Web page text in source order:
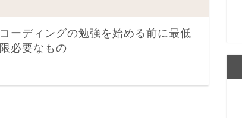
コーディングの勉強を始める前に最低
限必要なもの